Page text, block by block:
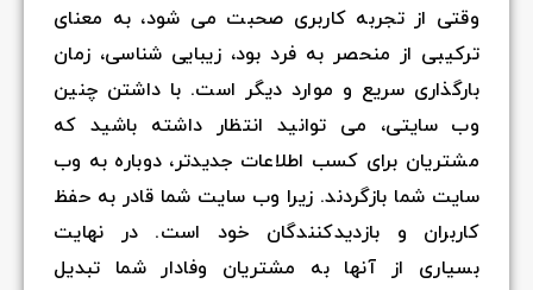
وقتی از تجربه کاربری صحبت می شود، به معنای
ترکیبی از منحصر به فرد بود، زیبایی شناسی، زمان
بارگذاری سریع و موارد دیگر است. با داشتن چنین
وب سایتی، می توانید انتظار داشته باشید که
مشتریان برای کسب اطلاعات جدیدتر، دوباره به وب
سایت شما بازگردند. زیرا وب سایت شما قادر به حفظ
کاربران و بازدیدکنندگان خود است. در نهایت
بسیاری از آنها به مشتریان وفادار شما تبدیل